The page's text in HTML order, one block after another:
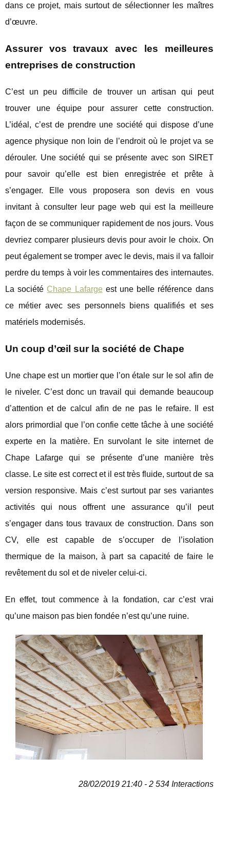
dans ce projet, mais surtout de sélectionner les maîtres
d’œuvre.
Assurer vos travaux avec les meilleures
entreprises de construction
C’est un peu difficile de trouver un artisan qui peut
trouver une équipe pour assurer cette construction.
L’idéal, c’est de prendre une société qui dispose d’une
agence physique non loin de l’endroit où le projet va se
dérouler. Une société qui se présente avec son SIRET
pour savoir qu’elle est bien enregistrée et prête à
s’engager. Elle vous proposera son devis en vous
invitant à consulter leur page web qui est la meilleure
façon de se communiquer rapidement de nos jours. Vous
devriez comparer plusieurs devis pour avoir le choix. On
peut également se tromper avec le devis, mais il va falloir
perdre du temps à voir les commentaires des internautes.
La société Chape Lafargeest une belle référence dans
ce métier avec ses personnels biens qualifiés et ses
matériels modernisés.
Un coup d’œil sur la société de Chape
Une chape est un mortier que l’on étale sur le sol afin de
le niveler. C’est donc un travail qui demande beaucoup
d’attention et de calcul afin de ne pas le refaire. Il est
alors primordial que l’on confie cette tâche à une société
experte en la matière. En survolant le site internet de
Chape Lafarge qui se présente d’une manière très
classe. Le site est correct et il est très fluide, surtout de sa
version responsive. Mais c’est surtout par ses variantes
activités qui nous offrent une assurance qu’il peut
s’engager dans tous travaux de construction. Dans son
CV, elle est capable de s’occuper de l’isolation
thermique de la maison, à part sa capacité de faire le
revêtement du sol et de niveler celui-ci.
En effet, tout commence à la fondation, car c’est vrai
qu’une maison pas bien fondée n’est qu’une ruine.
28/02/2019 21:40 - 2 534 Interactions